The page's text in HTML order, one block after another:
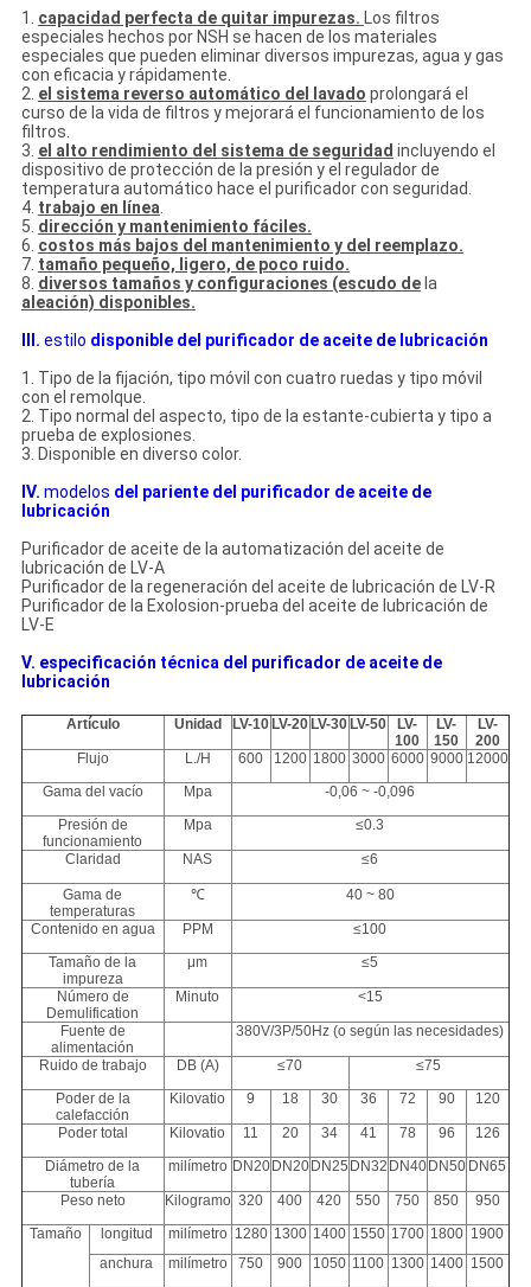
1. capacidad perfecta de quitar impurezas. Los filtros
especiales hechos por NSH se hacen de los materiales
especiales que pueden eliminar diversos impurezas, agua y gas
con eficacia y rápidamente.
2. el sistema reverso automático del lavado prolongará el
curso de la vida de filtros y mejorará el funcionamiento de los
filtros.
3. el alto rendimiento del sistema de seguridad incluyendo el
dispositivo de protección de la presión y el regulador de
temperatura automático hace el purificador con seguridad.
4. trabajo en línea.
5. dirección y mantenimiento fáciles.
6. costos más bajos del mantenimiento y del reemplazo.
7. tamaño pequeño, ligero, de poco ruido.
8. diversos tamaños y configuraciones (escudo dela
aleación) disponibles.
III. estilo disponibledel purificador deaceite de lubricación
1. Tipo de la fijación, tipo móvil con cuatro ruedas y tipo móvil
con el remolque.
2. Tipo normal del aspecto, tipo de la estante-cubierta y tipo a
prueba de explosiones.
3. Disponible en diverso color.
IV. modelos del pariente del purificador de aceite de
lubricación
Purificador de aceite de la automatización del aceite de
lubricación de LV-A
Purificador de la regeneración del aceite de lubricación de LV-R
Purificador de la Exolosion-prueba del aceite de lubricación de
LV-E
V. especificación técnica del purificador de aceite de
lubricación
Artículo Unidad LV-10 LV-20 LV-30 LV-50
LV-
100
LV-
150
LV-
200
Flujo
L./H 600 1200 1800 3000 6000 9000 12000
Gama del vacío
Mpa
-0,06 ~ -0,096
Presión de
funcionamiento
Mpa ≤0.3
Claridad NAS ≤6
Gama de
temperaturas
℃ 40 ~ 80
Contenido en agua PPM
≤100
Tamaño de la
impureza
μm ≤5
Número de
Demulification
Minuto <15
Fuente de
alimentación
380V/3P/50Hz (o según las necesidades)
Ruido de trabajo DB (A) ≤70
≤75
Poder de la
calefacción
Kilovatio 9 18 30 36 72 90 120
Poder total Kilovatio 11 20 34 41 78 96
126
Diámetro de la
tubería
milímetro DN20 DN20 DN25 DN32 DN40 DN50 DN65
Peso neto Kilogramo 320 400 420 550 750 850
950
Tamaño
longitud milímetro 1280 1300 1400 1550 1700 1800 1900
anchura
milímetro 750 900 1050 1100 1300 1400 1500